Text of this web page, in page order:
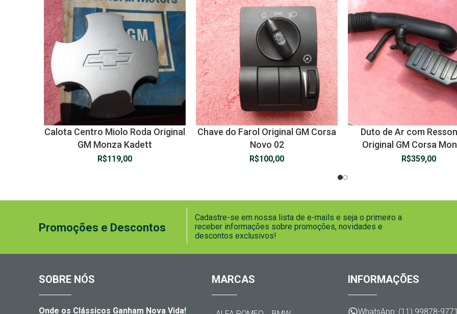
Calota Centro Miolo Roda Original
GM Monza Kadett
R$119,00
Chave do Farol Original GM Corsa
Novo 02
R$100,00
Duto de Ar com
Original GM Corsa
R$359,00
Promoções e Descontos
Cadastre-se em nossa lista de e-mails e seja o primeiro a
receber informações sobre promoções, novidades e
descontos exclusivos!
SOBRE NÓS
Onde os Clássicos Ganham Nova Vida!
MARCAS INFORMAÇÕES
WhatsApp: (11) 99878-9771